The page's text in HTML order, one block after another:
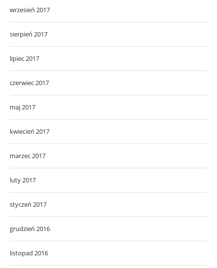
wrzesień 2017
sierpień 2017
lipiec 2017
czerwiec 2017
maj 2017
kwiecień 2017
marzec 2017
luty 2017
styczeń 2017
grudzień 2016
listopad 2016